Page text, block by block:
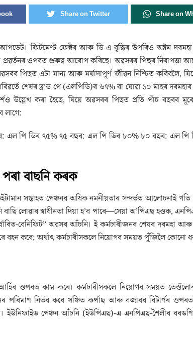
Share on Twitter Share on
ফিটমেণ্ট ফেক্টৰ আৰু ডি এ বৃদ্ধিৰ উপৰিও অষ্টম
প্ৰৱৰ্তনৰ ওপৰত গুৰুত্ব আৰোপ কৰিছে। অৱসৰৰ পিছৰ নিৰাপত্তা
পিছত এটা মান্য আৰু মৰ্যাদাপূৰ্ণ জীৱন নিশ্চিত
শেষৰ ড্ৰ’ড পে (এলপিডি)ৰ ৬৭% বা যোৱা ১০ মাহৰ
উল্লেখ কৰা হৈছে, যিয়ে অৱসৰৰ পিছত প্ৰতি পাঁচ বছৰৰ
লাগে:
এল পি ডিৰ ৭৫% ৭৫ বছৰ: এল পি ডিৰ ৮০% ৮০ বছৰ: এল
বাছনি কৰক
সপ্তাহত পেঞ্চনৰ অধিক নমনীয়তাৰ সন্দৰ্ভত আলোচনাই
লোৱাৰ স্বাধীনতা দিয়া হ’ব পাৰে—সেয়া অ’পিএছ হওক,
বেনিফিট” অৱসৰ আঁচনি। ই কৰ্মচাৰীজনৰ শেষৰ দৰমহা আৰু
বহন কৰে; অৰ্থাৎ কৰ্মচাৰীসকলে নিয়োগৰ সময়ত পুঁজিলৈ কোনো
আৰ্হিৰ ওপৰত কাম কৰে। কৰ্মচাৰীসকলে নিয়োগৰ সময়ত
পৰিমাণ নিৰ্ভৰ কৰে সঞ্চিত কৰ্পাছ আৰু বজাৰৰ ৰিটাৰ্ণৰ
ইউনিফাইড পেঞ্চন আঁচনি (ইউপিএছ)-এ এনপিএছ-শৈলীৰ